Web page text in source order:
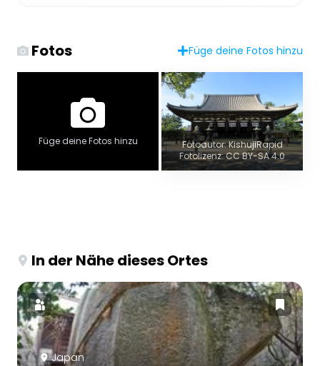
Fotos Füge deine Fotos hinzu
Füge deine Fotos hinzu
Fotoautor: KishujiRapid
Fotolizenz: CC BY-SA 4.0
In der Nähe dieses Ortes
Japan